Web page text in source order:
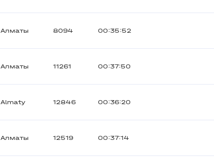
Алматы 8094 00:35:52
Алматы 11261 00:37:50
Almaty 12846 00:36:20
Алматы 12519 00:37:14